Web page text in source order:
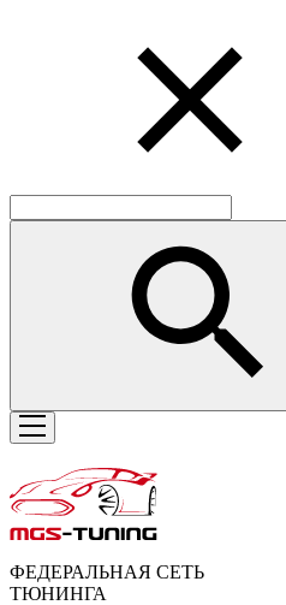
ФЕДЕРАЛЬНАЯ СЕТЬ
ТЮНИНГА